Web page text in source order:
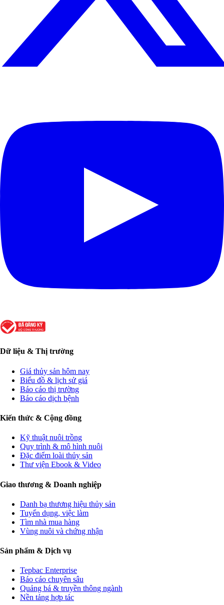
Dữ liệu & Thị trường
Giá thủy sản hôm nay
Biểu đồ & lịch sử giá
Báo cáo thị trường
Báo cáo dịch bệnh
Kiến thức & Cộng đồng
Kỹ thuật nuôi trồng
Quy trình & mô hình nuôi
Đặc điểm loài thủy sản
Thư viện Ebook & Video
Giao thương & Doanh nghiệp
Danh bạ thương hiệu thủy sản
Tuyển dụng, việc làm
Tìm nhà mua hàng
Vùng nuôi và chứng nhận
Sản phẩm & Dịch vụ
Tepbac Enterprise
Báo cáo chuyên sâu
Quảng bá & truyền thông ngành
Nền tảng hợp tác